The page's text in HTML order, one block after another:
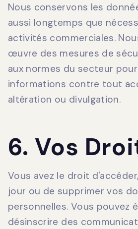
Nous conservons les
aussi longtemps que
activités commerciales.
œuvre des mesures de
aux normes du secteur
informations contre tout
altération ou divulgation.
6. Vos
Vous avez le droit
jour ou de supprimer vos
personnelles. Vous pouvez
désinscrire des